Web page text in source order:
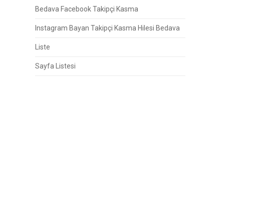
Bedava Facebook Takipçi Kasma
Instagram Bayan Takipçi Kasma Hilesi Bedava
Liste
Sayfa Listesi